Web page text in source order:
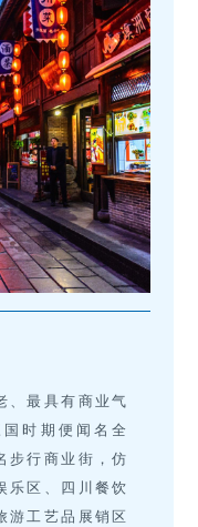
、最具有商业气
时期便闻名全
步行商业街，仿
乐区、四川餐饮
游工艺品展销区